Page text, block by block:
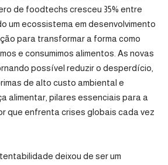
de foodtechs cresceu 35% entre
um ecossistema em desenvolvimento
para transformar a forma como
e consumimos alimentos. As novas
possível reduzir o desperdício,
de alto custo ambiental e
alimentar, pilares essenciais para a
que enfrenta crises globais cada vez
deixou de ser um